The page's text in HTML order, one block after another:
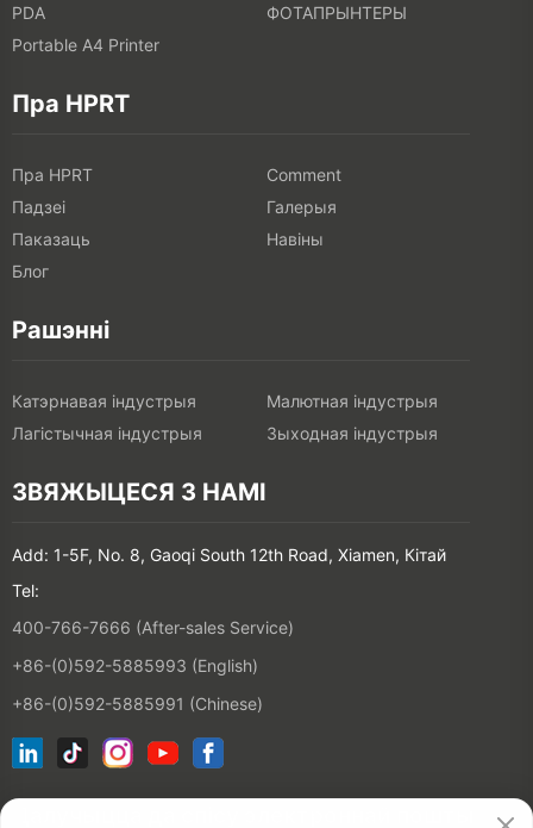
PDA
ФОТАПРЫНТЕРЫ
Portable A4 Printer
Пра HPRT
Пра HPRT
Comment
Падзеі
Галерыя
Паказаць
Навіны
Блог
Рашэнні
Катэрнавая індустрыя
Малютная індустрыя
Лагістычная індустрыя
Зыходная індустрыя
ЗВЯЖЫЦЕСЯ З НАМІ
Add: 1-5F, No. 8, Gaoqi South 12th Road, Xiamen, Кітай
Tel:
400-766-7666 (After-sales Service)
+86-(0)592-5885993 (English)
+86-(0)592-5885991 (Chinese)